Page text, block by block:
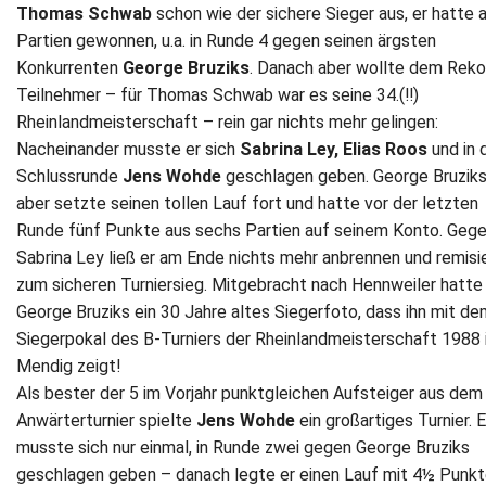
Thomas Schwab schon wie der sichere Sieger aus, er hatte
Partien gewonnen, u.a. in Runde 4 gegen seinen ärgsten
Konkurrenten George Bruziks. Danach aber wollte dem
Teilnehmer – für Thomas Schwab war es seine 34.(!!)
Rheinlandmeisterschaft – rein gar nichts mehr gelingen:
Nacheinander musste er sich Sabrina Ley, Elias Roos und in
Schlussrunde Jens Wohde geschlagen geben. George Bruziks
aber setzte seinen tollen Lauf fort und hatte vor der letzten
Runde fünf Punkte aus sechs Partien auf seinem Konto.
Sabrina Ley ließ er am Ende nichts mehr anbrennen und
zum sicheren Turniersieg. Mitgebracht nach Hennweiler hatte
George Bruziks ein 30 Jahre altes Siegerfoto, dass ihn mit
Siegerpokal des B-Turniers der Rheinlandmeisterschaft 1988
Mendig zeigt!
Als bester der 5 im Vorjahr punktgleichen Aufsteiger aus dem
Anwärterturnier spielte Jens Wohde ein großartiges Turnier.
musste sich nur einmal, in Runde zwei gegen George Bruziks
geschlagen geben – danach legte er einen Lauf mit 4½